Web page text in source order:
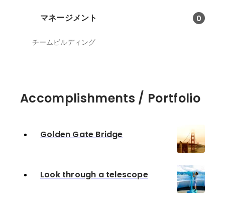
マネージメント 0
チームビルディング
Accomplishments / Portfolio
Golden Gate Bridge
Look through a telescope